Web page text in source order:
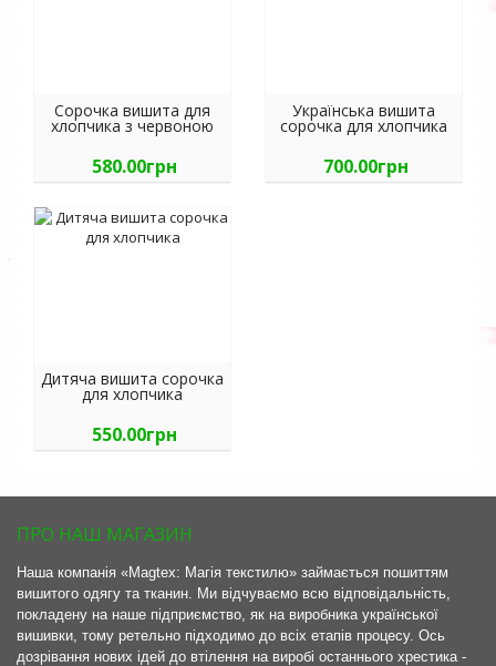
Сорочка вишита для
хлопчика з червоною
вишивкою
580.00грн
Українська вишита
сорочка для хлопчика
700.00грн
Дитяча вишита сорочка
для хлопчика
550.00грн
ПРО НАШ МАГАЗИН
Наша компанія «Magtex: Магія текстилю» займається пошиттям
вишитого одягу та тканин. Ми відчуваємо всю відповідальність,
покладену на наше підприємство, як на виробника української
вишивки, тому ретельно підходимо до всіх етапів процесу. Ось
дозрівання нових ідей до втілення на виробі останнього хрестика -